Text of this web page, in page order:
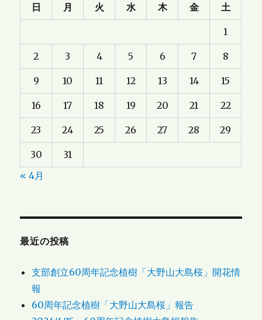
日 月 火 水 木 金 土
1
2 3 4 5 6 7 8
9 10 11 12 13 14 15
16 17 18 19 20 21 22
23 24 25 26 27 28 29
30
31
« 4月
最近の投稿
支部創立60周年記念植樹「大野山大島桜」開花情
報
60周年記念植樹「大野山大島桜」報告